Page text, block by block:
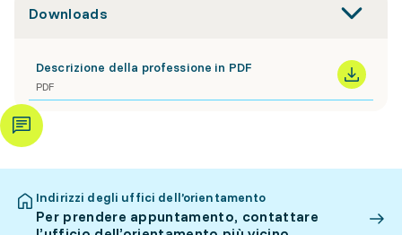
Downloads
Descrizione della professione in PDF
PDF
Indirizzi degli uffici dell’orientamento
Per prendere appuntamento, contattare